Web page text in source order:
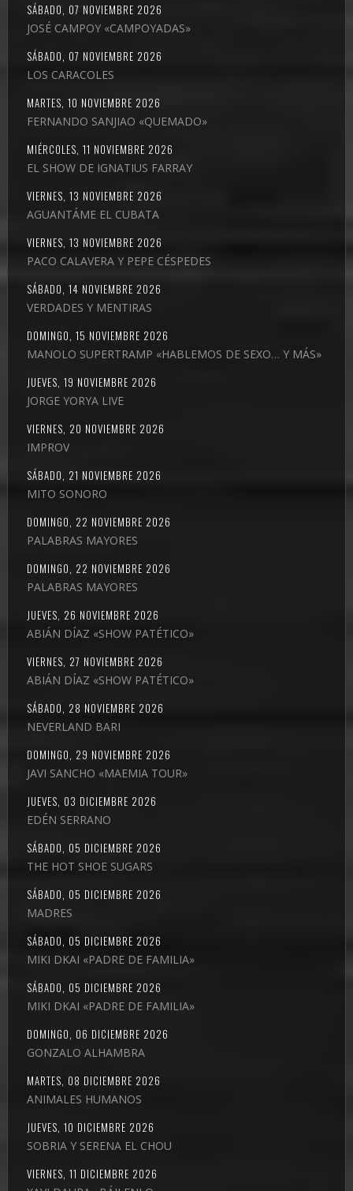
SÁBADO, 07 NOVIEMBRE 2026
JOSÉ CAMPOY «CAMPOYADAS»
SÁBADO, 07 NOVIEMBRE 2026
LOS CARACOLES
MARTES, 10 NOVIEMBRE 2026
FERNANDO SANJIAO «QUEMADO»
MIÉRCOLES, 11 NOVIEMBRE 2026
EL SHOW DE IGNATIUS FARRAY
VIERNES, 13 NOVIEMBRE 2026
AGUANTÁME EL CUBATA
VIERNES, 13 NOVIEMBRE 2026
PACO CALAVERA Y PEPE CÉSPEDES
SÁBADO, 14 NOVIEMBRE 2026
VERDADES Y MENTIRAS
DOMINGO, 15 NOVIEMBRE 2026
MANOLO SUPERTRAMP «HABLEMOS DE SEXO… Y MÁS»
JUEVES, 19 NOVIEMBRE 2026
JORGE YORYA LIVE
VIERNES, 20 NOVIEMBRE 2026
IMPROV
SÁBADO, 21 NOVIEMBRE 2026
MITO SONORO
DOMINGO, 22 NOVIEMBRE 2026
PALABRAS MAYORES
DOMINGO, 22 NOVIEMBRE 2026
PALABRAS MAYORES
JUEVES, 26 NOVIEMBRE 2026
ABIÁN DÍAZ «SHOW PATÉTICO»
VIERNES, 27 NOVIEMBRE 2026
ABIÁN DÍAZ «SHOW PATÉTICO»
SÁBADO, 28 NOVIEMBRE 2026
NEVERLAND BARI
DOMINGO, 29 NOVIEMBRE 2026
JAVI SANCHO «MAEMIA TOUR»
JUEVES, 03 DICIEMBRE 2026
EDÉN SERRANO
SÁBADO, 05 DICIEMBRE 2026
THE HOT SHOE SUGARS
SÁBADO, 05 DICIEMBRE 2026
MADRES
SÁBADO, 05 DICIEMBRE 2026
MIKI DKAI «PADRE DE FAMILIA»
SÁBADO, 05 DICIEMBRE 2026
MIKI DKAI «PADRE DE FAMILIA»
DOMINGO, 06 DICIEMBRE 2026
GONZALO ALHAMBRA
MARTES, 08 DICIEMBRE 2026
ANIMALES HUMANOS
JUEVES, 10 DICIEMBRE 2026
SOBRIA Y SERENA EL CHOU
VIERNES, 11 DICIEMBRE 2026